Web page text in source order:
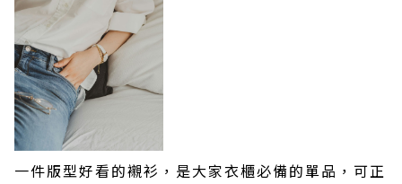
一件版型好看的襯衫，是大家衣櫃必備的單品，可正